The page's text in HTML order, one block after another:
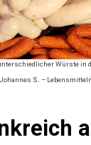
Würste in
Johannes S. –